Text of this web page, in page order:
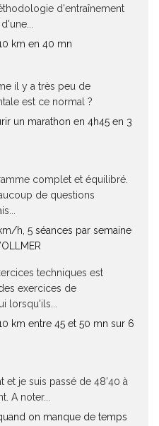
d'entraînement
km en 40 mn
il y a très peu de
est ce normal ?
un marathon en 4h45 en 3
complet et équilibré.
de questions
h, 5 séances par semaine
techniques est
exercices de
lorsqu'ils...
km entre 45 et 50 mn sur 6
et je suis passé de 48’40 à
A noter...
on manque de temps